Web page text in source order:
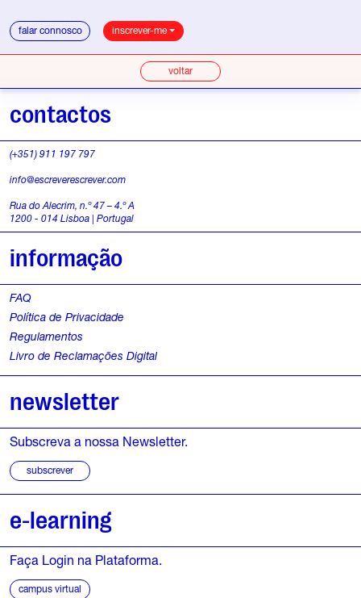
falar connosco inscrever-me
voltar
contactos
(+351) 911 197 797
info@escreverescrever.com
Rua do Alecrim, n.º 47 – 4.º A
1200 - 014 Lisboa | Portugal
informação
FAQ
Política de Privacidade
Regulamentos
Livro de Reclamações Digital
newsletter
Subscreva a nossa Newsletter.
subscrever
e-learning
Faça Login na Plataforma.
campus virtual